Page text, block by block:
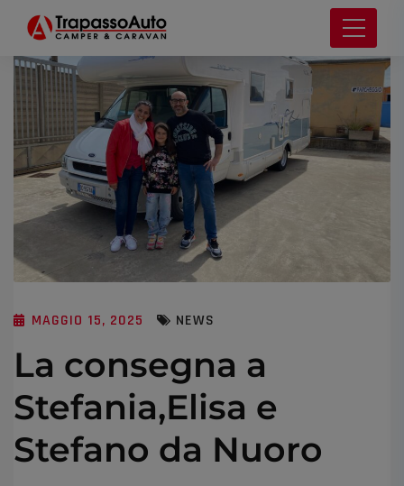
MAGGIO 15, 2025 NEWS
La consegna a
Stefania,Elisa e
Stefano da Nuoro